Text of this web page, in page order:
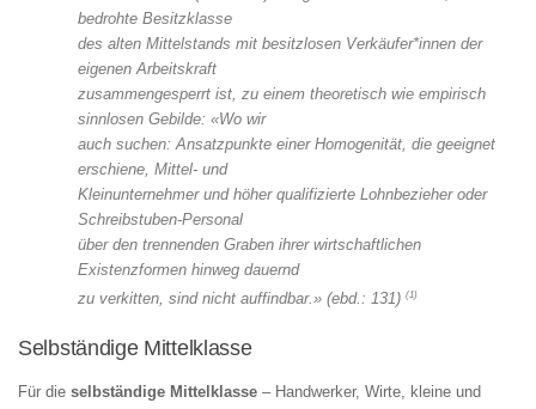
bedrohte Besitzklasse
des alten Mittelstands mit besitzlosen Verkäufer*innen der
eigenen Arbeitskraft
zusammengesperrt ist, zu einem theoretisch wie empirisch
sinnlosen Gebilde: «Wo wir
auch suchen: Ansatzpunkte einer Homogenität, die geeignet
erschiene, Mittel- und
Kleinunternehmer und höher qualifizierte Lohnbezieher oder
Schreibstuben-Personal
über den trennenden Graben ihrer wirtschaftlichen
Existenzformen hinweg dauernd
zu verkitten, sind nicht auffindbar.» (ebd.: 131) (1)
Selbständige Mittelklasse
Für die selbständige Mittelklasse – Handwerker, Wirte, kleine und